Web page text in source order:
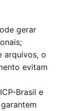
gerar
arquivos, o
evitam
Brasil e